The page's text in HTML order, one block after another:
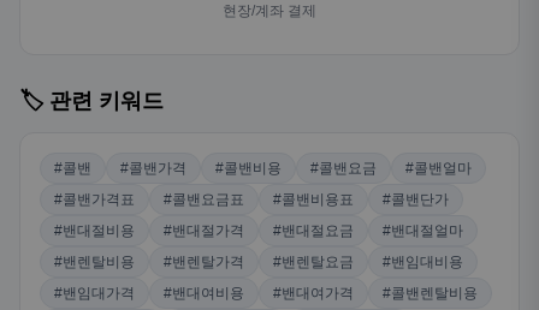
현장/계좌 결제
🏷️ 관련 키워드
#콜밴 #콜밴가격 #콜밴비용 #콜밴요금
#콜밴얼마
#콜밴가격표
#콜밴요금표 #콜밴비용표
#콜밴단가
#밴대절비용
#밴대절가격 #밴대절요금
#밴대절얼마
#밴렌탈비용
#밴렌탈가격 #밴렌탈요금
#밴임대비용
#밴임대가격
#밴대여비용 #밴대여가격
#콜밴렌탈비용